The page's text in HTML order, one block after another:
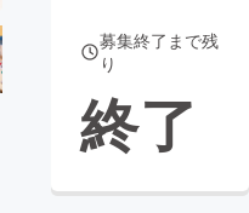
募集終了まで残
り
終了